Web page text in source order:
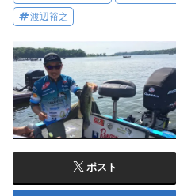
渡辺裕之
ポスト